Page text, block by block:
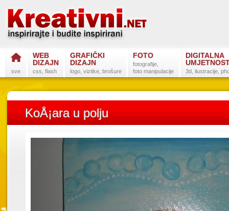
sve
WEB
DIZAJN
css, flash
GRAFIČKI
DIZAJN
logo, vizitke, brošure
FOTO
fotografije,
foto manipulacije
DIGITALNA
3d, ilustracije,
KoÅ¡ara u polju
Postanite